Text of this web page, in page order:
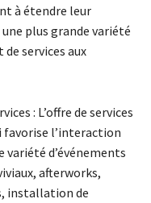
à étendre leur
plus grande variété
services aux
: L’offre de services
favorise l’interaction
variété d’événements
afterworks,
installation de